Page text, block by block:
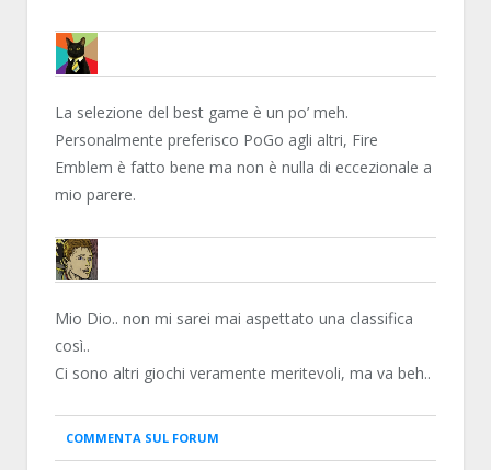
MARTY87
La selezione del best game è un po’ meh.
Personalmente preferisco PoGo agli altri, Fire
Emblem è fatto bene ma non è nulla di eccezionale a
mio parere.
ALLY
Mio Dio.. non mi sarei mai aspettato una classifica
così..
Ci sono altri giochi veramente meritevoli, ma va beh..
COMMENTA SUL FORUM